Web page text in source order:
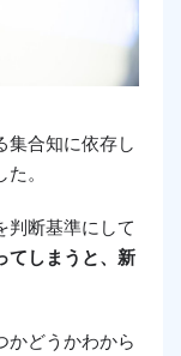
集合知に依存し
。
判断基準にして
てしまうと、新
かどうかわから